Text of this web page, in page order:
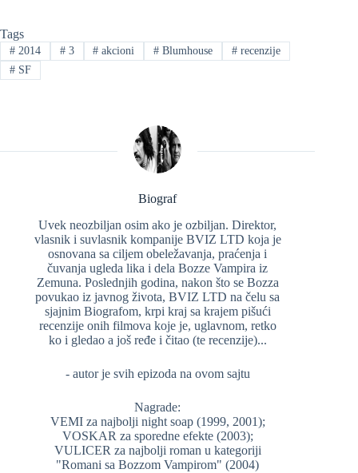
Tags
#2014 #3 # akcioni # Blumhouse # recenzije
#SF
Biograf
Uvek neozbiljan osim ako je ozbiljan. Direktor,
vlasnik i suvlasnik kompanije BVIZ LTD koja je
osnovana sa ciljem obeležavanja, praćenja i
čuvanja ugleda lika i dela Bozze Vampira iz
Zemuna. Poslednjih godina, nakon što se Bozza
povukao iz javnog života, BVIZ LTD na čelu sa
sjajnim Biografom, krpi kraj sa krajem pišući
recenzije onih filmova koje je, uglavnom, retko
ko i gledao a još ređe i čitao (te recenzije)...
- autor je svih epizoda na ovom sajtu
Nagrade:
VEMI za najbolji night soap (1999, 2001);
VOSKAR za sporedne efekte (2003);
VULICER za najbolji roman u kategoriji
"Romani sa Bozzom Vampirom" (2004)